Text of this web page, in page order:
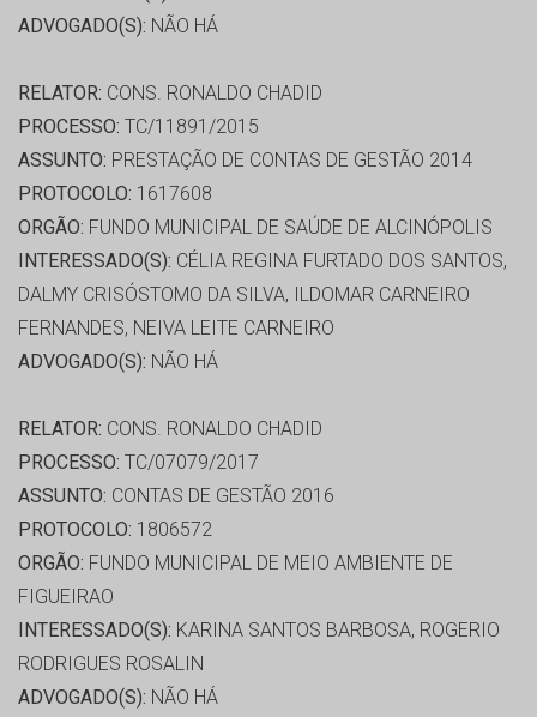
ADVOGADO(S): NÃO HÁ
RELATOR: CONS. RONALDO CHADID
PROCESSO: TC/11891/2015
ASSUNTO: PRESTAÇÃO DE CONTAS DE GESTÃO 2014
PROTOCOLO: 1617608
ORGÃO: FUNDO MUNICIPAL DE SAÚDE DE ALCINÓPOLIS
INTERESSADO(S): CÉLIA REGINA FURTADO DOS SANTOS,
DALMY CRISÓSTOMO DA SILVA, ILDOMAR CARNEIRO
FERNANDES, NEIVA LEITE CARNEIRO
ADVOGADO(S): NÃO HÁ
RELATOR: CONS. RONALDO CHADID
PROCESSO: TC/07079/2017
ASSUNTO: CONTAS DE GESTÃO 2016
PROTOCOLO: 1806572
ORGÃO: FUNDO MUNICIPAL DE MEIO AMBIENTE DE
FIGUEIRAO
INTERESSADO(S): KARINA SANTOS BARBOSA, ROGERIO
RODRIGUES ROSALIN
ADVOGADO(S): NÃO HÁ